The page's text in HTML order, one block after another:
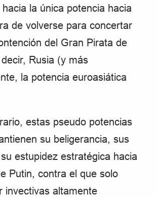
la única potencia hacia
de volverse para concertar
del Gran Pirata de
Rusia (y más
la potencia euroasiática
estas pseudo potencias
su beligerancia, sus
estupidez estratégica hacia
Putin, contra el que solo
invectivas altamente